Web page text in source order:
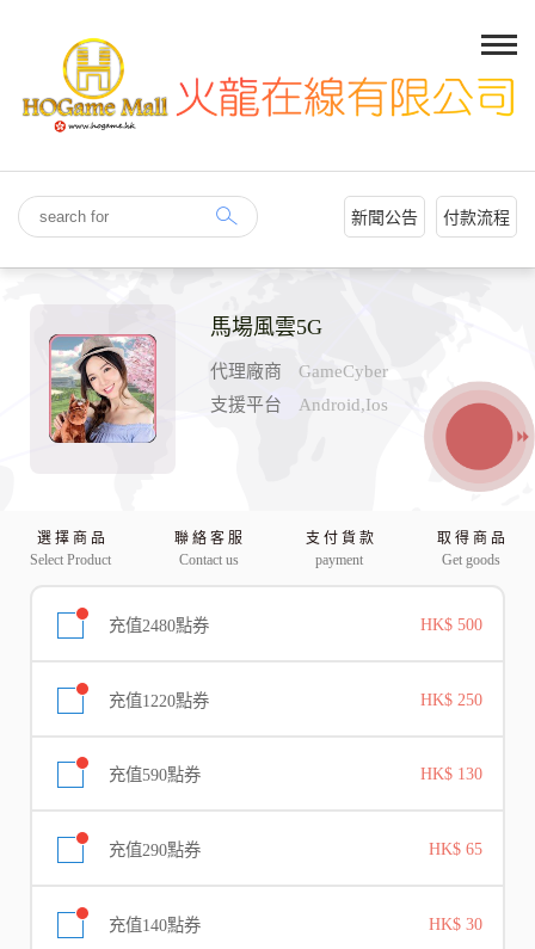
新聞公告 付款流程
馬場風雲5G
代理廠商
GameCyber
支援平台
Android,Ios
選 擇 商 品
Select Product
聯 絡 客 服
Contact us
支 付 貨 款
payment
取 得 商 品
Get goods
充值2480點券 HK$ 500
充值1220點券 HK$ 250
充值590點券 HK$ 130
充值290點券 HK$ 65
充值140點券 HK$ 30